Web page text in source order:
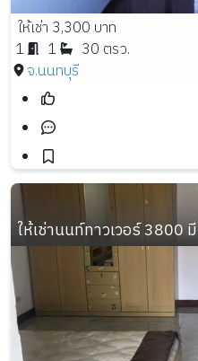
ให้เช่า 3,300 บาท
1
1
30 ตรว.
จ.นนทบุรี
ให้เช่านนท์ทาวเวอร์